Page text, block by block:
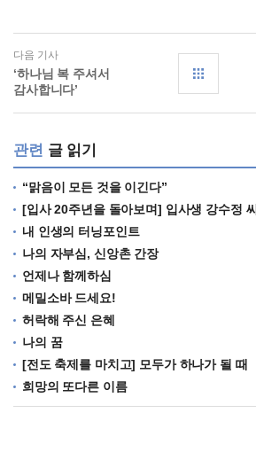
다음 기사
‘하나님 복 주셔서
감사합니다’
관련 글 읽기
“맑음이 모든 것을 이긴다”
[입사 20주년을 돌아보며] 입사생 강수정 씨
내 인생의 터닝포인트
나의 자부심, 신앙촌 간장
언제나 함께하심
메밀소바 드세요!
허락해 주신 은혜
나의 꿈
[전도 축제를 마치고] 모두가 하나가 될 때
희망의 또다른 이름